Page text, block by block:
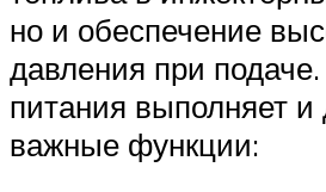
но и обеспечение
давления при
питания выполняет и
важные функции: